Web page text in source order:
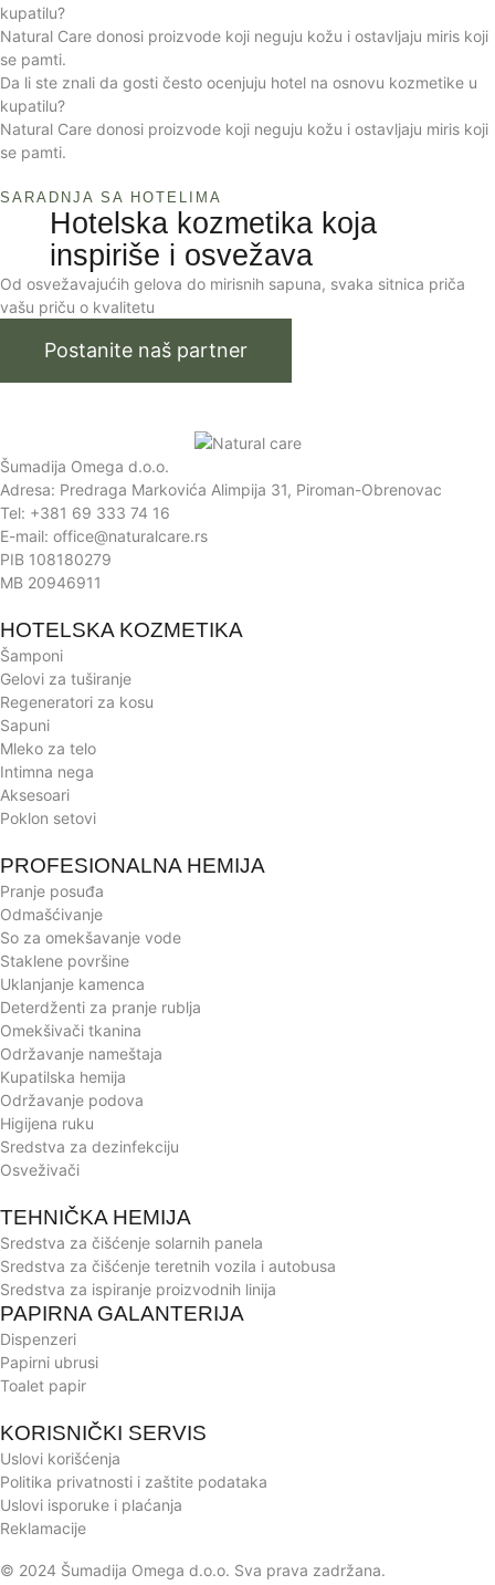
kupatilu?
Natural Care donosi proizvode koji neguju kožu i ostavljaju miris koji
se pamti.
Da li ste znali da gosti često ocenjuju hotel na osnovu kozmetike u
kupatilu?
Natural Care donosi proizvode koji neguju kožu i ostavljaju miris koji
se pamti.
SARADNJA SA HOTELIMA
Hotelska kozmetika koja
inspiriše i osvežava
Od osvežavajućih gelova do mirisnih sapuna, svaka sitnica priča
vašu priču o kvalitetu
Postanite naš partner
Šumadija Omega d.o.o.
Adresa: Predraga Markovića Alimpija 31, Piroman-Obrenovac
Tel: +381 69 333 74 16
E-mail: office@naturalcare.rs
PIB 108180279
MB 20946911
HOTELSKA KOZMETIKA
Šamponi
Gelovi za tuširanje
Regeneratori za kosu
Sapuni
Mleko za telo
Intimna nega
Aksesoari
Poklon setovi
PROFESIONALNA HEMIJA
Pranje posuđa
Odmašćivanje
So za omekšavanje vode
Staklene površine
Uklanjanje kamenca
Deterdženti za pranje rublja
Omekšivači tkanina
Održavanje nameštaja
Kupatilska hemija
Održavanje podova
Higijena ruku
Sredstva za dezinfekciju
Osveživači
TEHNIČKA HEMIJA
Sredstva za čišćenje solarnih panela
Sredstva za čišćenje teretnih vozila i autobusa
Sredstva za ispiranje proizvodnih linija
PAPIRNA GALANTERIJA
Dispenzeri
Papirni ubrusi
Toalet papir
KORISNIČKI SERVIS
Uslovi korišćenja
Politika privatnosti i zaštite podataka
Uslovi isporuke i plaćanja
Reklamacije
© 2024 Šumadija Omega d.o.o. Sva prava zadržana.